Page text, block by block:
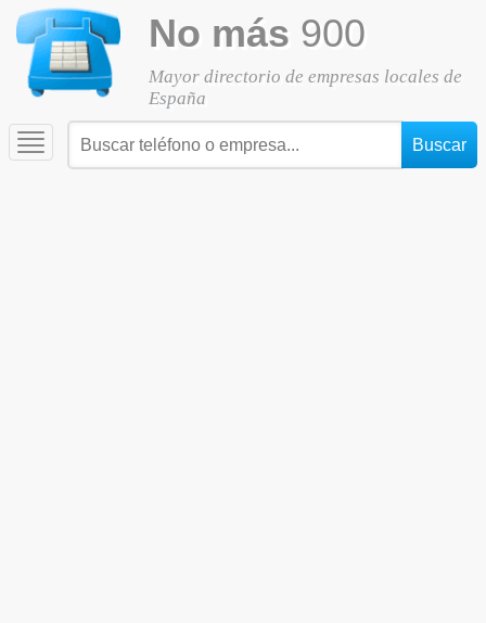
No más 900
Mayor directorio de empresas locales de
España
Toggle
navigation